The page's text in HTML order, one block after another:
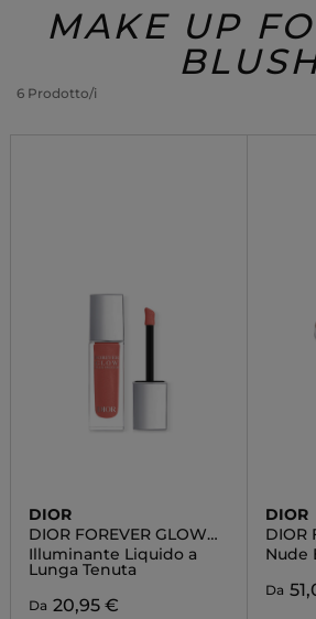
MAKE UP
6 Prodotto/i
DIOR
DIOR FOREVER GLOW
MAXIMIZER
Illuminante Liquido a
Lunga Tenuta
Da 20,95 €
DIOR
DIOR
Nude
Da